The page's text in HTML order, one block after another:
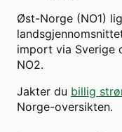
Øst-Norge (NO1)
import via Sverige
NO2.
Jakter du billig
Norge-oversikten.